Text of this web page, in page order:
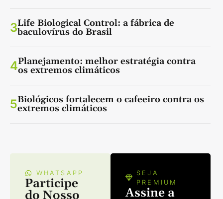
3Life Biological Control: a fábrica de
baculovírus do Brasil
4Planejamento: melhor estratégia contra
os extremos climáticos
5Biológicos fortalecem o cafeeiro contra os
extremos climáticos
WHATSAPP
Participe
do Nosso
SEJA
PREMIUM
Assine a